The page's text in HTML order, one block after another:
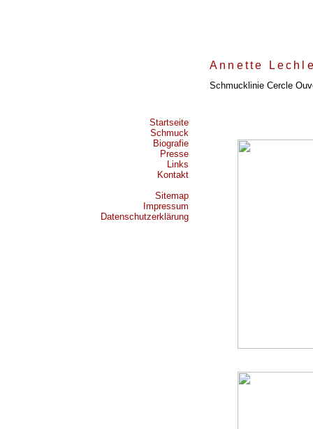
Annette
Schmucklinie Cercle
Startseite
Schmuck
Biografie
Presse
Links
Kontakt
Sitemap
Impressum
Datenschutzerklärung